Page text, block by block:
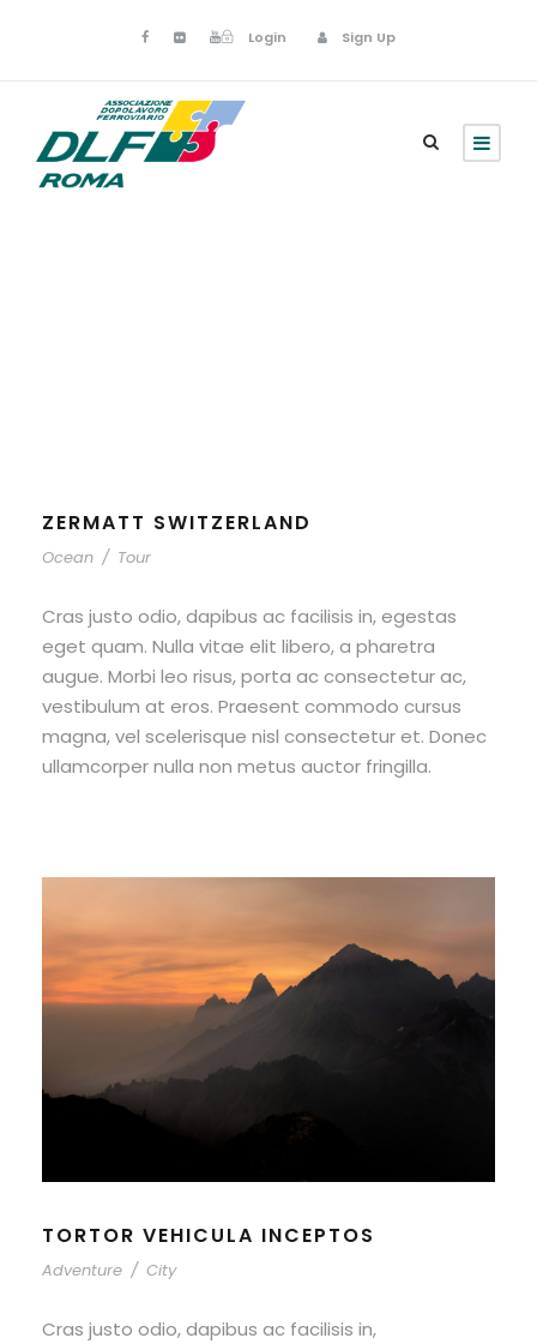
Login Sign Up
ZERMATT SWITZERLAND
Ocean / Tour
Cras justo odio, dapibus ac facilisis in, egestas
eget quam. Nulla vitae elit libero, a pharetra
augue. Morbi leo risus, porta ac consectetur ac,
vestibulum at eros. Praesent commodo cursus
magna, vel scelerisque nisl consectetur et. Donec
ullamcorper nulla non metus auctor fringilla.
TORTOR VEHICULA INCEPTOS
Adventure / City
Cras justo odio, dapibus ac facilisis in,